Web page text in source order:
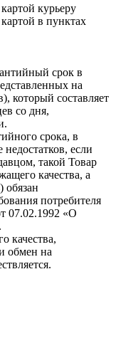
курьеру
в пунктах
срок в
на
который составляет
со дня,
срока, в
если
такой Товар
качества, а
обязан
потребителя
07.02.1992 «О
качества,
обмен на